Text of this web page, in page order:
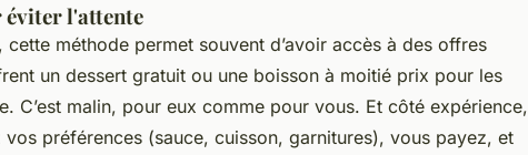
éviter l'attente
méthode permet souvent d’avoir accès à des offres
un dessert gratuit ou une boisson à moitié prix pour les
C’est malin, pour eux comme pour vous. Et côté expérience,
vos préférences (sauce, cuisson, garnitures), vous payez, et